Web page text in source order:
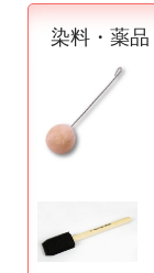
染料・薬品